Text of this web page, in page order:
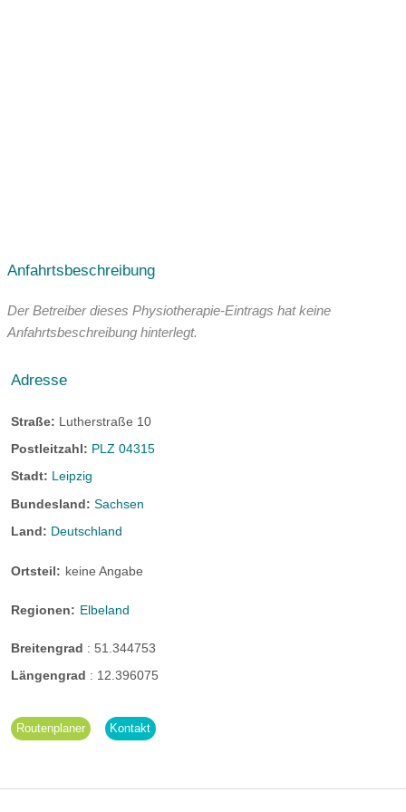
Anfahrtsbeschreibung
Der Betreiber dieses Physiotherapie-Eintrags hat keine
Anfahrtsbeschreibung hinterlegt.
Adresse
Straße: Lutherstraße 10
Postleitzahl: PLZ 04315
Stadt: Leipzig
Bundesland: Sachsen
Land: Deutschland
Ortsteil: keine Angabe
Regionen: Elbeland
Breitengrad : 51.344753
Längengrad : 12.396075
Routenplaner Kontakt